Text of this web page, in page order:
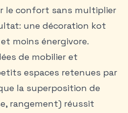
le confort sans multiplier
une décoration kot
moins énergivore.
de mobilier et
espaces retenues par
la superposition de
rangement) réussit